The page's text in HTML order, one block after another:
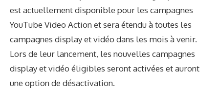
est actuellement disponible pour les campagnes
YouTube Video Action et sera étendu à toutes les
campagnes display et vidéo dans les mois à venir.
Lors de leur lancement, les nouvelles campagnes
display et vidéo éligibles seront activées et auront
une option de désactivation.